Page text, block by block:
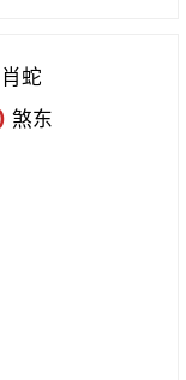
蛇
煞东